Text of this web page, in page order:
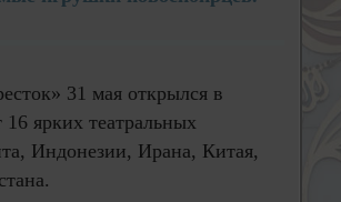
31 мая открылся в
ярких театральных
Индонезии, Ирана, Китая,